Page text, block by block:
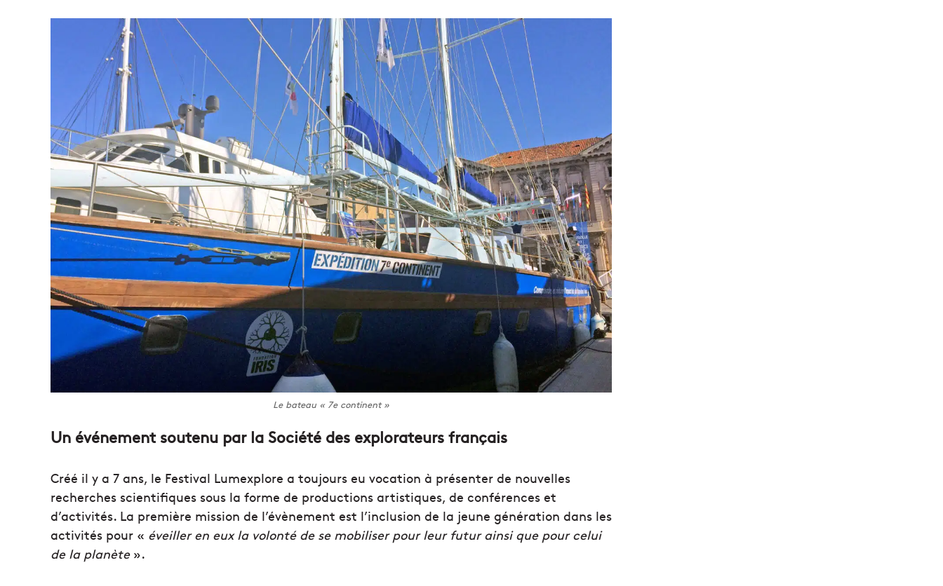
Le bateau « 7e continent »
Un événement soutenu par la Société des explorateurs français
Créé il y a 7 ans, le Festival Lumexplore a toujours eu vocation à présenter de nouvelles
recherches scientifiques sous la forme de productions artistiques, de conférences et
d’activités. La première mission de l’évènement est l’inclusion de la jeune génération dans les
activités pour « éveiller en eux la volonté de se mobiliser pour leur futur ainsi que pour celui
de la planète».